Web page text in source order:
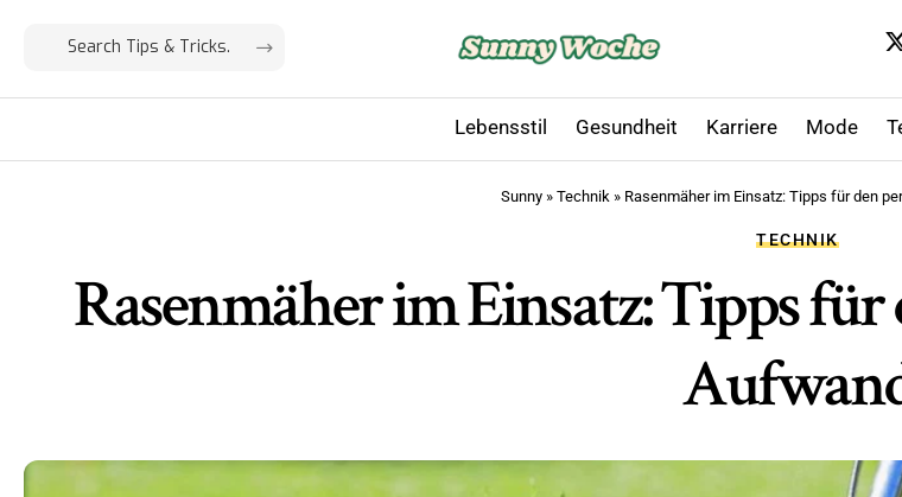
Lebensstil Gesundheit Karriere Mode
Sunny » Technik » Rasenmäher im Einsatz: Tipps für den
TECHNIK
Rasenmäher im Einsatz: Tipps